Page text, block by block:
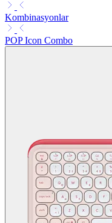
Kombinasyonlar
POP Icon Combo